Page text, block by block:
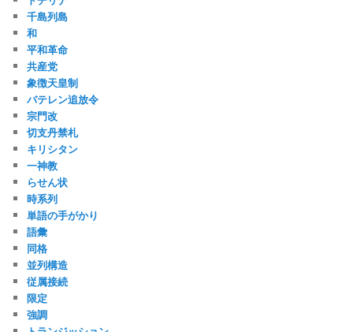
千島列島
和
平和革命
共産党
象徴天皇制
バテレン追放令
宗門改
切支丹禁札
キリシタン
一神教
らせん状
時系列
単語の手がかり
語彙
同格
並列構造
従属接続
限定
強調